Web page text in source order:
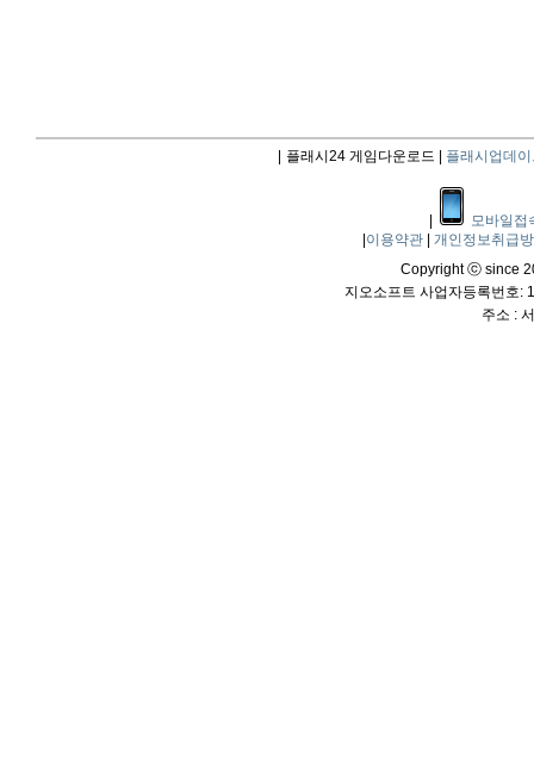
플래시24 게임다운로드 | 플래시업데이
모바일접
이용약관
개인정보취급
Copyright ⓒ since
지오소프트 사업자등록번호:
주소 :